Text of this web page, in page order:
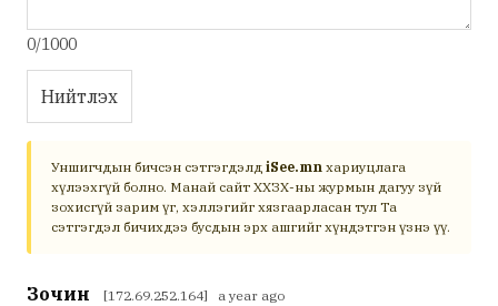
0/1000
Нийтлэх
Уншигчдын бичсэн сэтгэгдэлд iSee.mn хариуцлага
хүлээхгүй болно. Манай сайт ХХЗХ-ны журмын дагуу зүй
зохисгүй зарим үг, хэллэгийг хязгаарласан тул Та
сэтгэгдэл бичихдээ бусдын эрх ашгийг хүндэтгэн үзнэ үү.
Зочин [172.69.252.164] a year ago